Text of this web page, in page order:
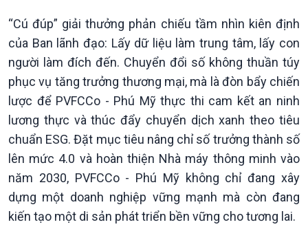
Podcast
Góc nhìn VOV1
Bình luận
10 phút Sự kiện - Luận bàn
Câu chuyện thời sự
Dòng chảy sự kiện
Đối thoại
“Cú đúp” giải thưởng phản chiếu tầm nhìn kiên định
của Ban lãnh đạo: Lấy dữ liệu làm trung tâm, lấy con
người làm đích đến. Chuyển đổi số không thuần túy
phục vụ tăng trưởng thương mại, mà là đòn bẩy chiến
lược để PVFCCo - Phú Mỹ thực thi cam kết an ninh
lương thực và thúc đẩy chuyển dịch xanh theo tiêu
chuẩn ESG. Đặt mục tiêu nâng chỉ số trưởng thành số
lên mức 4.0 và hoàn thiện Nhà máy thông minh vào
năm 2030, PVFCCo - Phú Mỹ không chỉ đang xây
dựng một doanh nghiệp vững mạnh mà còn đang
kiến tạo một di sản phát triển bền vững cho tương lai.